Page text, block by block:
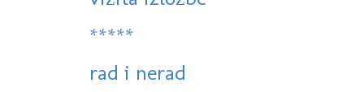
*****
rad i nerad